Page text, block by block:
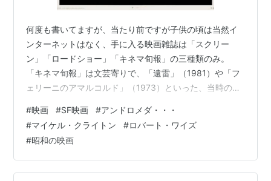
何度も書いてますが、当たり前ですが子供の頃は当然イ
ンターネットはなく、手に入る映画雑誌は「スクリー
ン」「ロードショー」「キネマ旬報」の三種類のみ。
「キネマ旬報」は文芸寄りで、「遠雷」（1981）や「フ
ェリーニのアマルコルド」（1973）といった、当時の僕
るイメージがあったので、手に取ることはありませんで
した。 残る「スクリーン」や「ロードショー」にして
も、小学生の小遣いではおいそれとは買えなかったの
で、本当に映画の情報は少なかったです。 そんな環境で
は、テレビの洋画劇場の予告は絶大な威力を持ってまし
#映画 #SF映画 #アンドロメダ・・・
#マイケル・クライトン #ロバート・ワイズ
#昭和の映画